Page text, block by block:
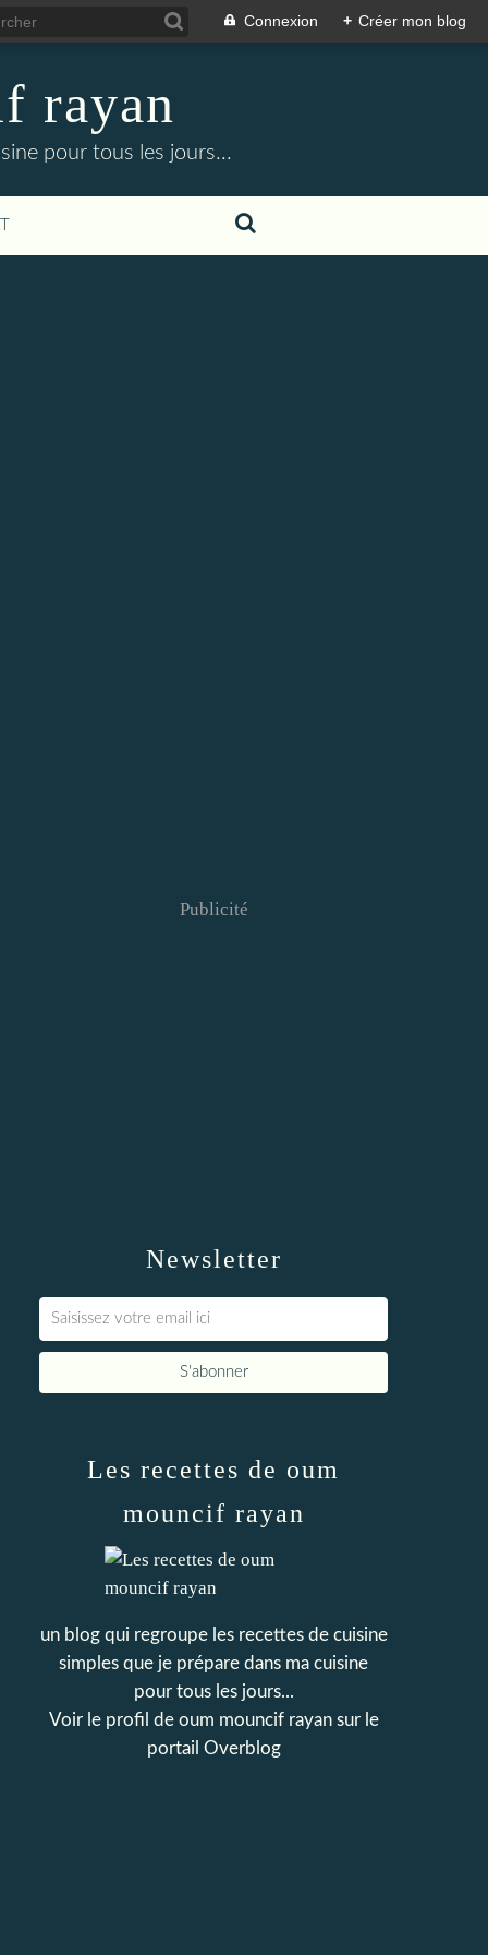
Connexion + Créer mon blog
rayan
pour tous les jours...
Newsletter
Publicité
Les recettes de oum
mouncif rayan
un blog qui regroupe les recettes de cuisine
simples que je prépare dans ma cuisine
pour tous les jours...
Voir le profil de oum mouncif rayansur le
portail Overblog